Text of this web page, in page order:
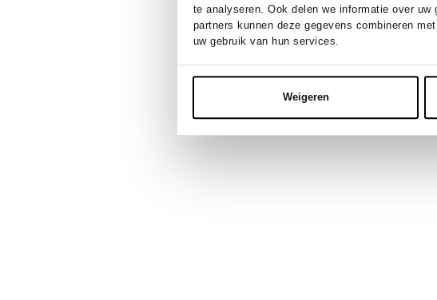
te analyseren. Ook delen we informatie over
partners kunnen deze gegevens combineren
uw gebruik van hun services.
Weigeren